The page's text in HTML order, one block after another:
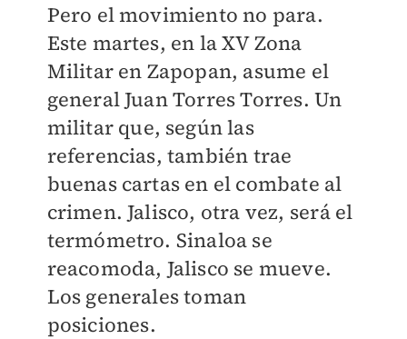
Pero el movimiento no para.
Este martes, en la XV Zona
Militar en Zapopan, asume el
general Juan Torres Torres. Un
militar que, según las
referencias, también trae
buenas cartas en el combate al
crimen. Jalisco, otra vez, será el
termómetro. Sinaloa se
reacomoda, Jalisco se mueve.
Los generales toman
posiciones.